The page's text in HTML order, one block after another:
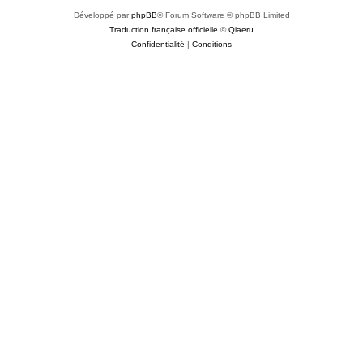
Développé parphpBB® Forum Software © phpBB Limited
Traduction française officielle ©Qiaeru
Confidentialité | Conditions